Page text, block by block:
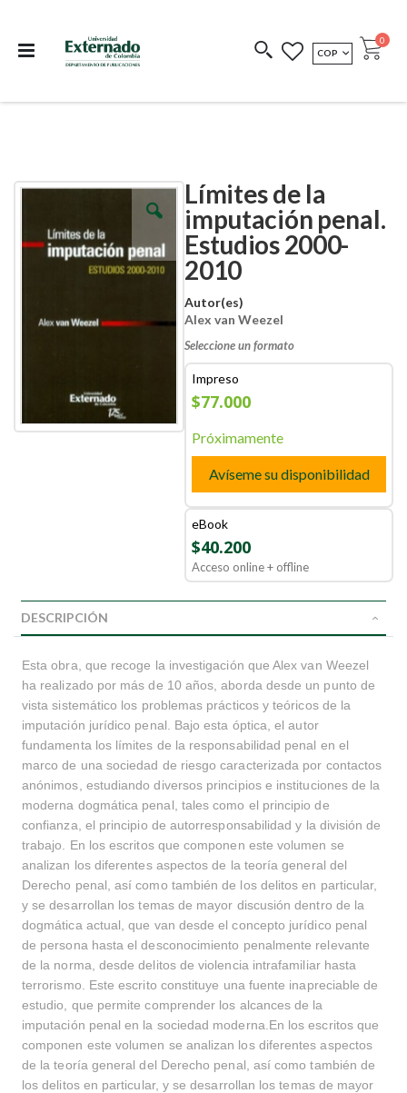
COEDICIONES REDIMIR CÓDIGO
MONEDA
COP Cart
0
Límites de la
imputación penal.
Estudios 2000-
2010
Autor(es)
Alex van Weezel
Seleccione un formato
Impreso
$77.000
Próximamente
Avíseme su disponibilidad
eBook
$40.200
Acceso online + offline
Skip
Skip
beginning
DESCRIPCIÓN
Esta obra, que recoge la investigación que Alex van Weezel
ha realizado por más de 10 años, aborda desde un punto de
vista sistemático los problemas prácticos y teóricos de la
imputación jurídico penal. Bajo esta óptica, el autor
fundamenta los límites de la responsabilidad penal en el
marco de una sociedad de riesgo caracterizada por contactos
anónimos, estudiando diversos principios e instituciones de la
moderna dogmática penal, tales como el principio de
confianza, el principio de autorresponsabilidad y la división de
trabajo. En los escritos que componen este volumen se
analizan los diferentes aspectos de la teoría general del
Derecho penal, así como también de los delitos en particular,
y se desarrollan los temas de mayor discusión dentro de la
dogmática actual, que van desde el concepto jurídico penal
de persona hasta el desconocimiento penalmente relevante
de la norma, desde delitos de violencia intrafamiliar hasta
terrorismo. Este escrito constituye una fuente inapreciable de
estudio, que permite comprender los alcances de la
imputación penal en la sociedad moderna.En los escritos que
componen este volumen se analizan los diferentes aspectos
de la teoría general del Derecho penal, así como también de
los delitos en particular, y se desarrollan los temas de mayor